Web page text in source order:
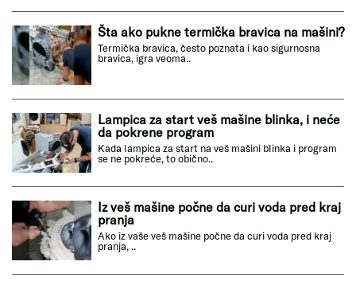
Šta ako pukne termička bravica na mašini?
Termička bravica, često poznata i kao sigurnosna
bravica, igra veoma..
Lampica za start veš mašine blinka, i neće
da pokrene program
Kada lampica za start na veš mašini blinka i program
se ne pokreće, to obično..
Iz veš mašine počne da curi voda pred kraj
pranja
Ako iz vaše veš mašine počne da curi voda pred kraj
pranja, ..